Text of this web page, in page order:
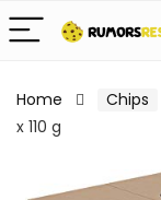
Home Chips
x 110 g